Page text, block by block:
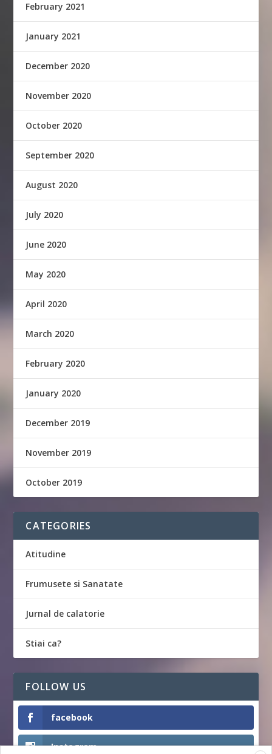
February 2021
January 2021
December 2020
November 2020
October 2020
September 2020
August 2020
July 2020
June 2020
May 2020
April 2020
March 2020
February 2020
January 2020
December 2019
November 2019
October 2019
CATEGORIES
Atitudine
Frumusete si Sanatate
Jurnal de calatorie
Stiai ca?
FOLLOW US
facebook
Instagram